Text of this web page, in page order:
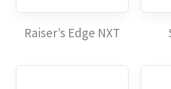
Raiser’s Edge NXT